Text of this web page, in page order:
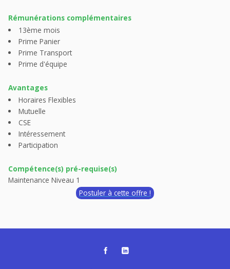
Rémunérations complémentaires
13ème mois
Prime Panier
Prime Transport
Prime d'équipe
Avantages
Horaires Flexibles
Mutuelle
CSE
Intéressement
Participation
Compétence(s) pré-requise(s)
Maintenance Niveau 1
Postuler à cette offre !